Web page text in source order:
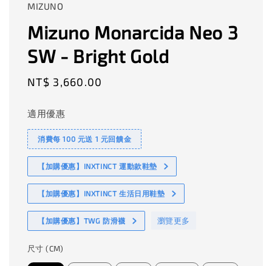
MIZUNO
Mizuno Monarcida Neo 3
SW - Bright Gold
Regular
NT$ 3,660.00
適用優惠
消費每 100 元送 1 元回饋金
【加購優惠】INXTINCT 運動款鞋墊
【加購優惠】INXTINCT 生活日用鞋墊
【加購優惠】TWG 防滑襪 瀏覽更多
尺寸 (CM)